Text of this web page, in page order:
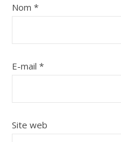
Nom *
E-mail *
Site web